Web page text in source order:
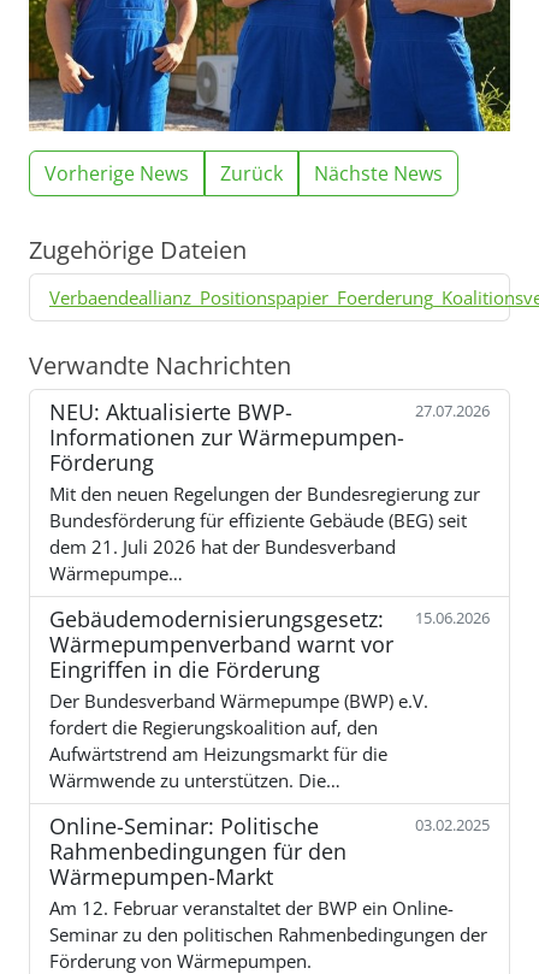
Vorherige News Zurück Nächste News
Zugehörige Dateien
Verwandte Nachrichten
NEU: Aktualisierte BWP-
Informationen zur Wärmepumpen-
Förderung
27.07.2026
Mit den neuen Regelungen der Bundesregierung zur
Bundesförderung für effiziente Gebäude (BEG) seit
dem 21. Juli 2026 hat der Bundesverband
Wärmepumpe…
Gebäudemodernisierungsgesetz:
Wärmepumpenverband warnt vor
Eingriffen in die Förderung
15.06.2026
Der Bundesverband Wärmepumpe (BWP) e.V.
fordert die Regierungskoalition auf, den
Aufwärtstrend am Heizungsmarkt für die
Wärmwende zu unterstützen. Die…
Online-Seminar: Politische
Rahmenbedingungen für den
Wärmepumpen-Markt
03.02.2025
Am 12. Februar veranstaltet der BWP ein Online-
Seminar zu den politischen Rahmenbedingungen der
Förderung von Wärmepumpen.